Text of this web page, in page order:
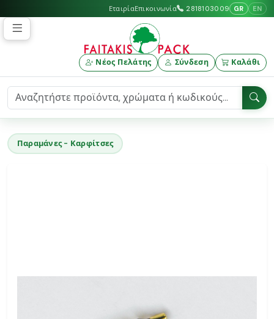
ΕταιρίαΕπικοινωνία 2818103009 GR EN
Νέος Πελάτης Σύνδεση Καλάθι
Παραμάνες - Καρφίτσες